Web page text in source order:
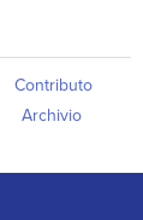
Contributo
Archivio